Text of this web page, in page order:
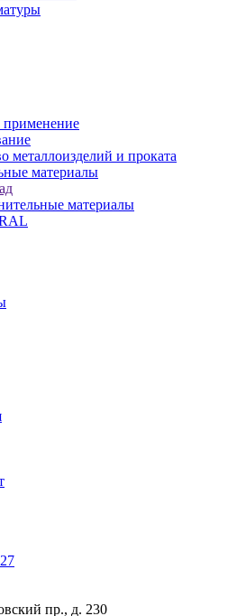
применение
металлоизделий и проката
материалы
материалы
пр., д. 230